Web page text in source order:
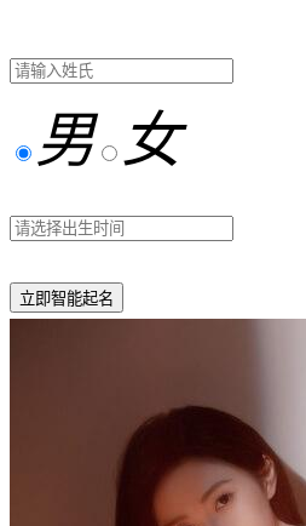
男 女
立即智能起名